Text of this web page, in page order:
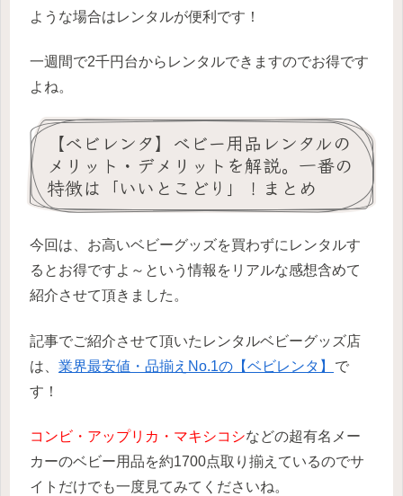
ような場合はレンタルが便利です！
一週間で2千円台からレンタルできますのでお得です
よね。
【ベビレンタ】ベビー用品レンタルの
メリット・デメリットを解説。一番の
特徴は「いいとこどり」！まとめ
今回は、お高いベビーグッズを買わずにレンタルす
るとお得ですよ～という情報をリアルな感想含めて
紹介させて頂きました。
記事でご紹介させて頂いたレンタルベビーグッズ店
は、 業界最安値・品揃えNo.1の【ベビレンタ】
で
す！
コンビ・アップリカ・マキシコシなどの超有名メー
カーのベビー用品を約1700点取り揃えているのでサ
イトだけでも一度見てみてくださいね。